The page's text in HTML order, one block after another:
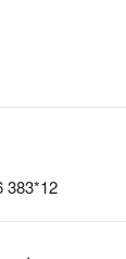
383*12